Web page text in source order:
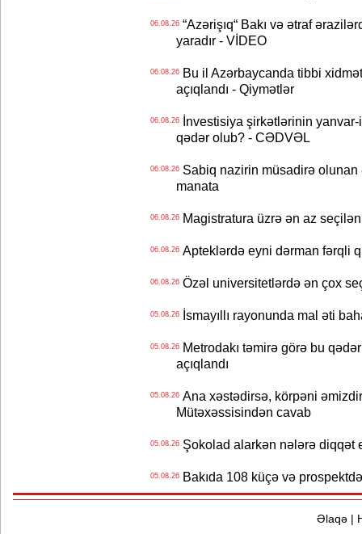
06.08.26“Azərişıq“ Bakı və ətraf
yaradır - VİDEO
06.08.26Bu il Azərbaycanda tibbi
açıqlandı - Qiymətlər
06.08.26İnvestisiya şirkətlərinin yanvar-
qədər olub? - CƏDVƏL
06.08.26Sabiq nazirin müsadirə olunan
manata
06.08.26Magistratura üzrə ən az
06.08.26Apteklərdə eyni dərman fərqli
06.08.26Özəl universitetlərdə ən çox
05.08.26İsmayıllı rayonunda mal əti
05.08.26Metrodakı təmirə görə bu
açıqlandı
05.08.26Ana xəstədirsə, körpəni
Mütəxəssisindən cavab
05.08.26Şokolad alarkən nələrə diqqət
05.08.26Bakıda 108 küçə və
Əlaqə|